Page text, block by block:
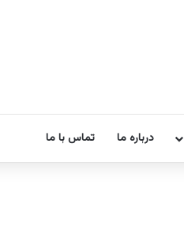
درباره ما تماس با ما